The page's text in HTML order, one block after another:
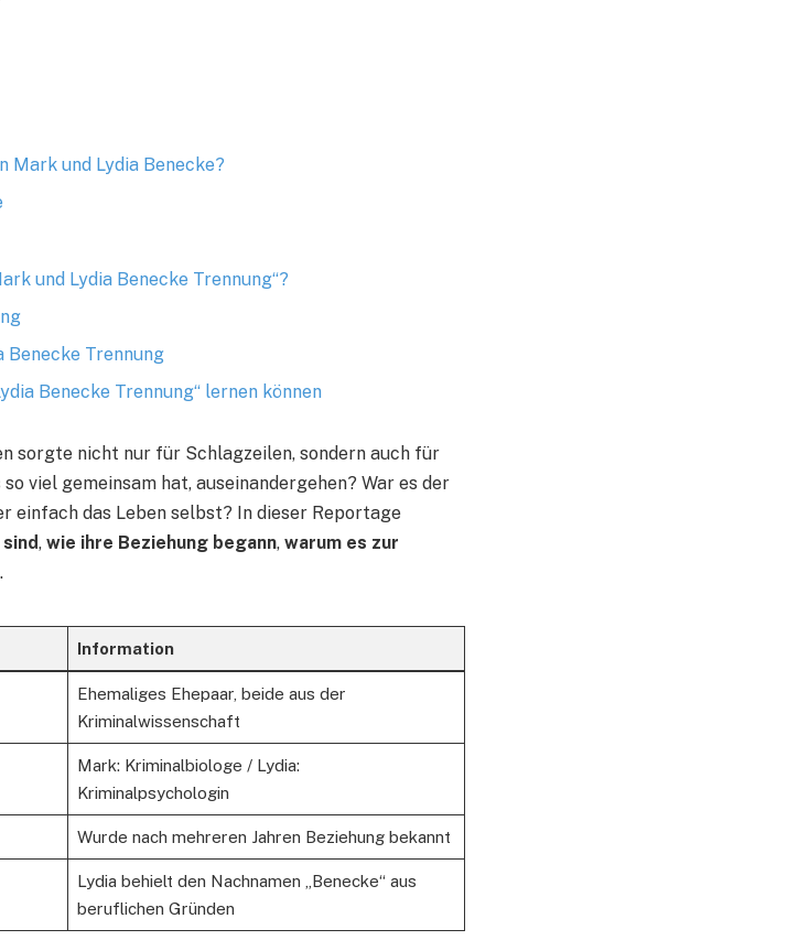
Mark und Lydia Benecke?
und Lydia Benecke Trennung“?
Benecke Trennung
Benecke Trennung“ lernen können
sorgte nicht nur für Schlagzeilen, sondern auch für
viel gemeinsam hat, auseinandergehen? War es der
einfach das Leben selbst? In dieser Reportage
, wie ihre Beziehung begann, warum es zur
.
Information
Ehemaliges Ehepaar, beide aus der
Kriminalwissenschaft
Mark: Kriminalbiologe / Lydia:
Kriminalpsychologin
Wurde nach mehreren Jahren Beziehung bekannt
Lydia behielt den Nachnamen „Benecke“ aus
beruflichen Gründen